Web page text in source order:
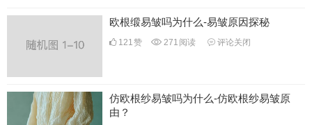
欧根缎易皱吗为什么-易皱原因探秘
121赞 271 阅读 评论关闭
仿欧根纱易皱吗为什么-仿欧根纱易皱原
由？